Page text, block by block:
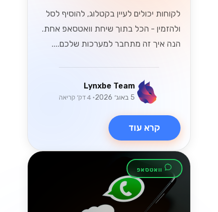
לקוחות יכולים לעיין בקטלוג, להוסיף לסל
ולהזמין - הכל בתוך שיחת וואטסאפ אחת.
הנה איך זה מתחבר למערכות שלכם....
Lynxbe Team
5 באוג׳ 2026 • 4 דק׳ קריאה
קרא עוד
וואטסאפ